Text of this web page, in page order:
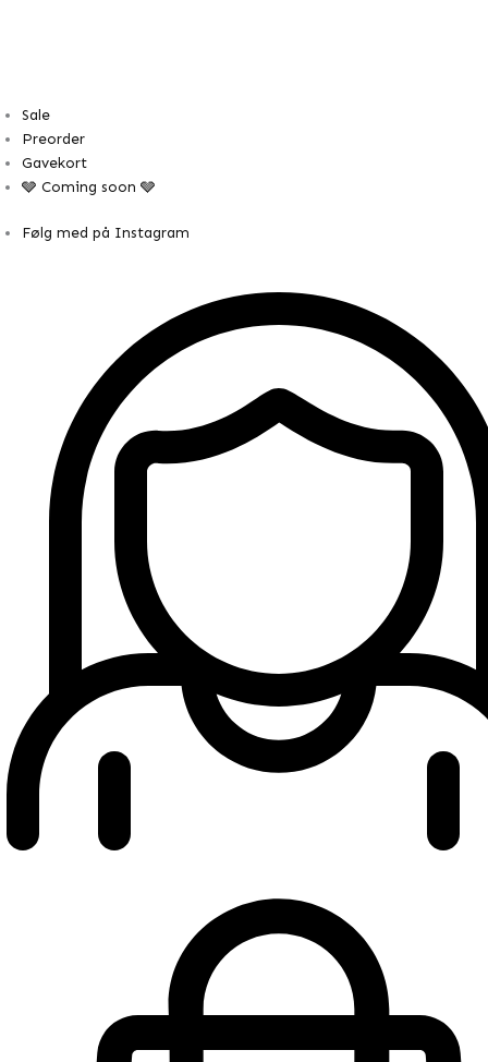
Sale
Preorder
Gavekort
🩶 Coming soon 🩶
Følg med på Instagram